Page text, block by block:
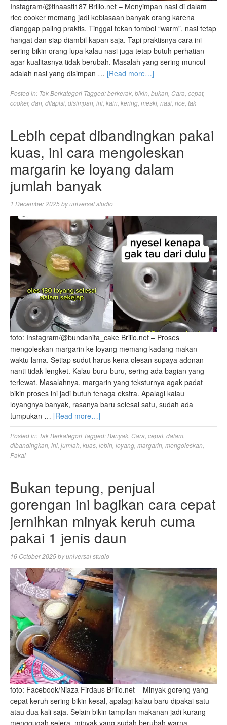
Instagram/@tinaasti187 Brilio.net – Menyimpan nasi di dalam
rice cooker memang jadi kebiasaan banyak orang karena
dianggap paling praktis. Tinggal tekan tombol “warm”, nasi tetap
hangat dan siap diambil kapan saja. Tapi praktisnya cara ini
sering bikin orang lupa kalau nasi juga tetap butuh perhatian
agar kualitasnya tidak berubah. Masalah yang sering muncul
adalah nasi yang disimpan … [Read more…]
Posted in: Tak Berkategori Tagged:berkerak bikin bukan Cara cepat,
cooker, dan dilapisi disimpan ini kain kering meski nasi rice tak
Lebih cepat dibandingkan pakai
kuas, ini cara mengoleskan
margarin ke loyang dalam
jumlah banyak
1 December 2025byuniversal studio
foto: Instagram/@bundanita_cake Brilio.net – Proses
mengoleskan margarin ke loyang memang kadang makan
waktu lama. Setiap sudut harus kena olesan supaya adonan
nanti tidak lengket. Kalau buru-buru, sering ada bagian yang
terlewat. Masalahnya, margarin yang teksturnya agak padat
bikin proses ini jadi butuh tenaga ekstra. Apalagi kalau
loyangnya banyak, rasanya baru selesai satu, sudah ada
tumpukan … [Read more…]
Posted in: Tak Berkategori Tagged:Banyak Cara cepat, dalam
dibandingkan ini jumlah kuas lebih loyang margarin mengoleskan
Pakai
Bukan tepung, penjual
gorengan ini bagikan cara cepat
jernihkan minyak keruh cuma
pakai 1 jenis daun
16 October 2025byuniversal studio
foto: Facebook/Niaza Firdaus Brilio.net – Minyak goreng yang
cepat keruh sering bikin kesal, apalagi kalau baru dipakai satu
atau dua kali saja. Selain bikin tampilan makanan jadi kurang
menggugah selera, minyak yang sudah berubah warna